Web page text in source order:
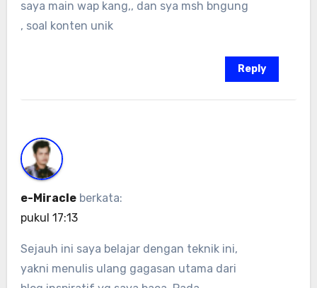
saya main wap kang,, dan sya msh bngung
, soal konten unik
Reply
e-Miracle berkata:
pukul 17:13
Sejauh ini saya belajar dengan teknik ini,
yakni menulis ulang gagasan utama dari